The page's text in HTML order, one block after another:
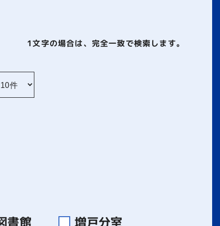
1文字の場合は、完全一致で検索します。
書館 増戸分室